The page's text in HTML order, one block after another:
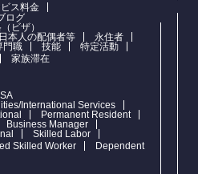
ス料金
ログ
ビザ）
日本人の配偶者等
永住者
門職 技能
特定活動
家族滞在
International Services
Permanent Resident
Business Manager
Skilled Labor
Skilled Worker Dependent